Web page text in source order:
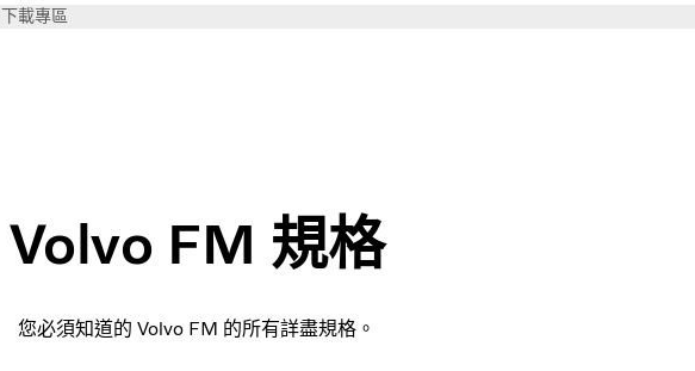
下載專區
Volvo FM 規格
您必須知道的 Volvo FM 的所有詳盡規格。